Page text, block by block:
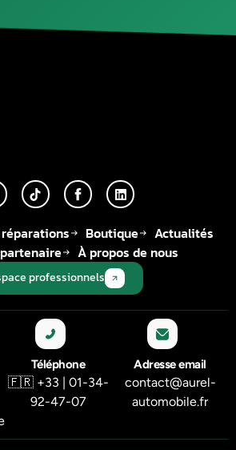
Boutique
Actualités
À propos de nous
professionnels
Téléphone
🇫🇷 +33 | 01-34-
92-47-07
Adresse email
contact@aurel-
automobile.fr